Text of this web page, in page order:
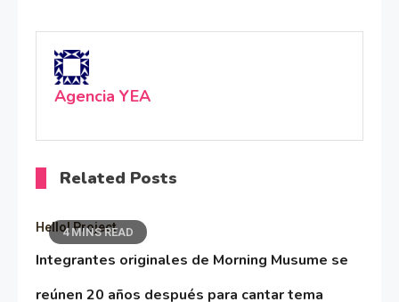
Agencia YEA
Related Posts
4 MINS READ
Hello! Project
Integrantes originales de Morning Musume se
reúnen 20 años después para cantar tema